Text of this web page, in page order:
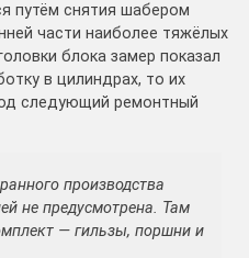
путём снятия шабером
части наиболее тяжёлых
блока замер показал
в цилиндрах, то их
следующий ремонтный
производства
не предусмотрена. Там
— гильзы, поршни и